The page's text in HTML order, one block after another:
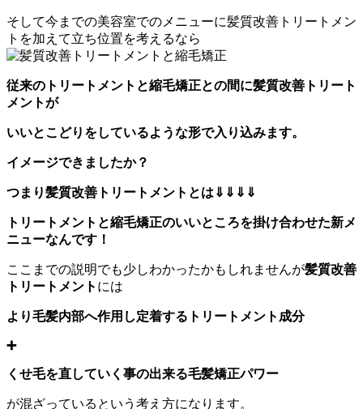
そして今までの美容室でのメニューに髪質改善トリートメン
トを加えて立ち位置を考えるなら
従来のトリートメントと縮毛矯正との間に髪質改善トリート
メントが
いいとこどりをしているような形で入り込みます。
イメージできましたか？
つまり髪質改善トリートメントとは⇓⇓⇓⇓
トリートメントと縮毛矯正のいいところを掛け合わせた新メ
ニューなんです！
ここまでの説明でも少しわかったかもしれませんが髪質改善
トリートメント には
より毛髪内部へ作用し定着するトリートメント成分
➕
くせ毛を直していく事の出来る毛髪矯正パワー
が混ざっているという考え方になります。